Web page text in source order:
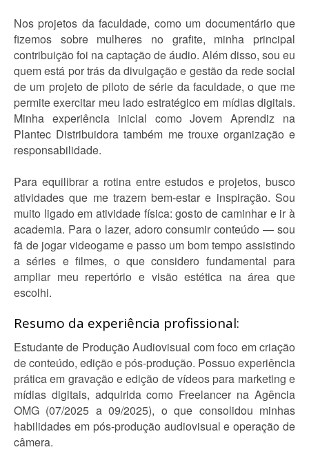
Nos projetos da faculdade, como um documentário que
fizemos sobre mulheres no grafite, minha principal
contribuição foi na captação de áudio. Além disso, sou eu
quem está por trás da divulgação e gestão da rede social
de um projeto de piloto de série da faculdade, o que me
permite exercitar meu lado estratégico em mídias digitais.
Minha experiência inicial como Jovem Aprendiz na
Plantec Distribuidora também me trouxe organização e
responsabilidade.
Para equilibrar a rotina entre estudos e projetos, busco
atividades que me trazem bem-estar e inspiração. Sou
muito ligado em atividade física: gosto de caminhar e ir à
academia. Para o lazer, adoro consumir conteúdo — sou
fã de jogar videogame e passo um bom tempo assistindo
a séries e filmes, o que considero fundamental para
ampliar meu repertório e visão estética na área que
escolhi.
Resumo da experiência profissional:
Estudante de Produção Audiovisual com foco em criação
de conteúdo, edição e pós-produção. Possuo experiência
prática em gravação e edição de vídeos para marketing e
mídias digitais, adquirida como Freelancer na Agência
OMG (07/2025 a 09/2025), o que consolidou minhas
habilidades em pós-produção audiovisual e operação de
câmera.